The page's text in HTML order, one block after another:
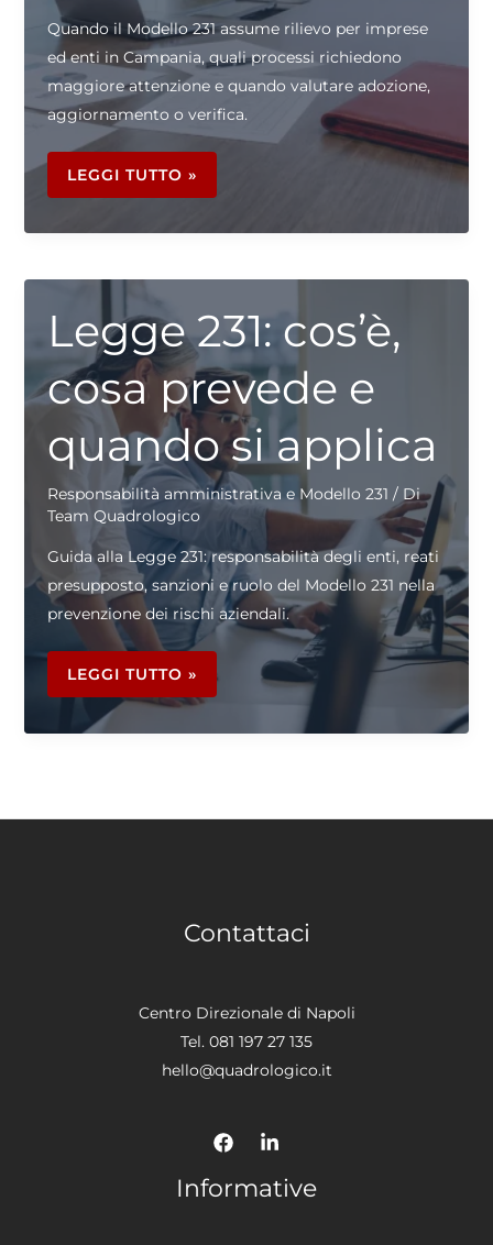
Quando il Modello 231 assume rilievo per imprese
ed enti in Campania, quali processi richiedono
maggiore attenzione e quando valutare adozione,
aggiornamento o verifica.
MODELLO
231
CAMPANIA:
È
IMPRESE
LEGGI TUTTO »
Legge 231: cos’è,
cosa prevede e
quando si applica
Responsabilità amministrativa e Modello 231 / Di
Team Quadrologico
Guida alla Legge 231: responsabilità degli enti, reati
presupposto, sanzioni e ruolo del Modello 231 nella
prevenzione dei rischi aziendali.
231:
COSA
PREVEDE
E
LEGGI TUTTO »
Contattaci
Centro Direzionale di Napoli
Tel. 081 197 27 135
hello@quadrologico.it
Informative